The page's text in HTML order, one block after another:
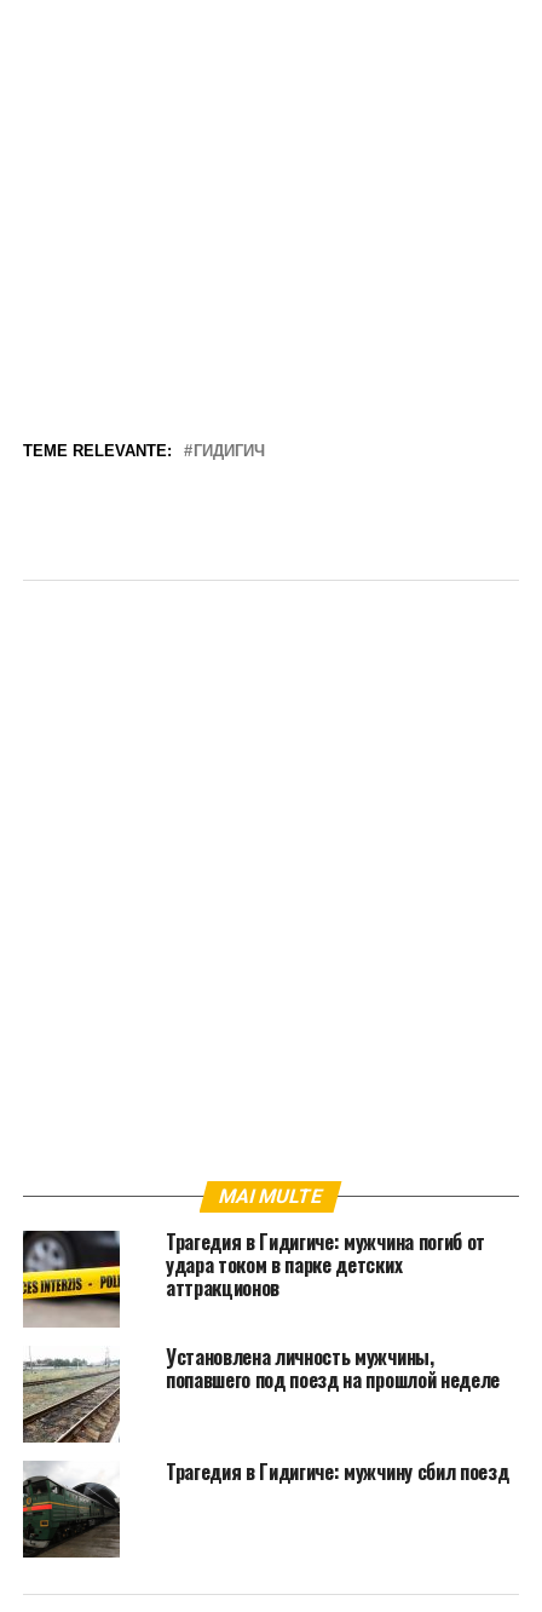
TEME RELEVANTE: ГИДИГИЧ
MAI MULTE
Трагедия в Гидигиче: мужчина погиб от
удара током в парке детских
аттракционов
Установлена личность мужчины,
попавшего под поезд на прошлой неделе
Трагедия в Гидигиче: мужчину сбил поезд